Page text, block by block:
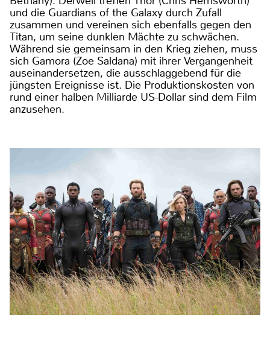
und die Guardians of the Galaxy durch Zufall
zusammen und vereinen sich ebenfalls gegen den
Titan, um seine dunklen Mächte zu schwächen.
Während sie gemeinsam in den Krieg ziehen, muss
sich Gamora (Zoe Saldana) mit ihrer Vergangenheit
auseinandersetzen, die ausschlaggebend für die
jüngsten Ereignisse ist. Die Produktionskosten von
rund einer halben Milliarde US-Dollar sind dem Film
anzusehen.